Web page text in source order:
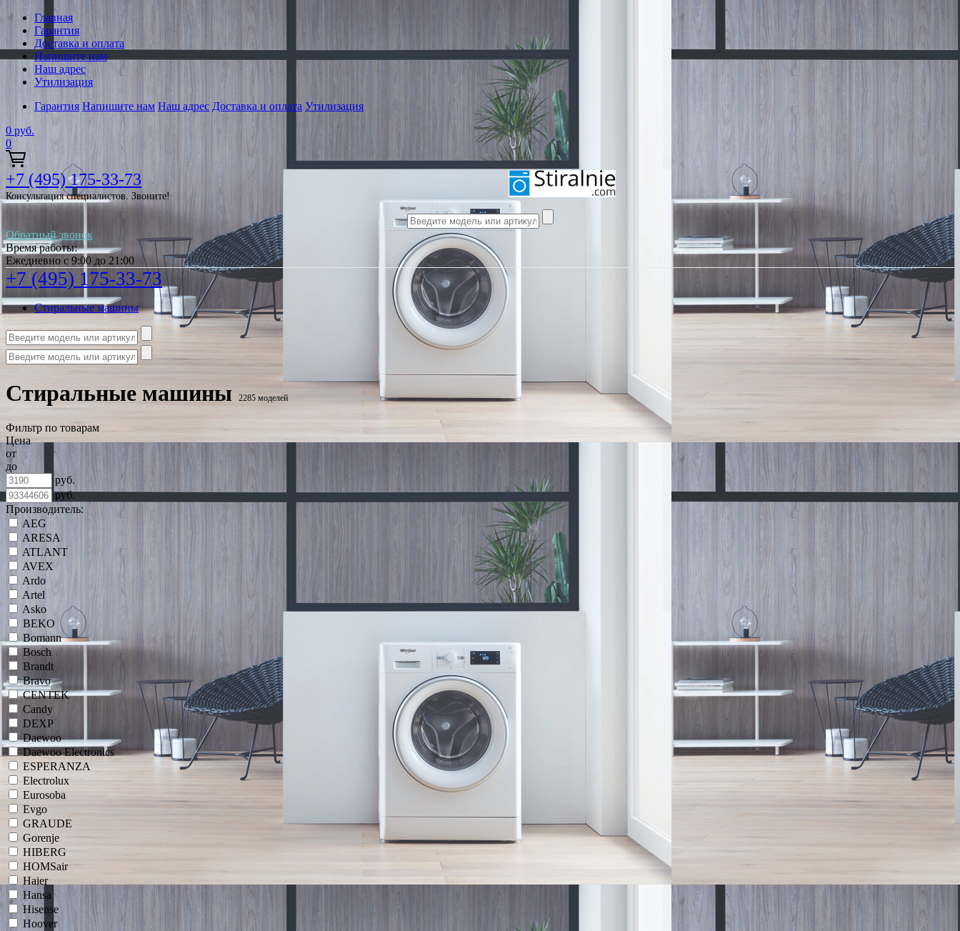
Главная
Гарантия
Доставка и оплата
Напишите нам
Наш адрес
Утилизация
Гарантия Напишите нам Наш адрес Доставка и оплата Утилизация
0 руб.
0
+7 (495) 175-33-73
Консультация специалистов. Звоните!
Обратный звонок
Время работы:
Ежедневно с 9:00 до 21:00
+7 (495) 175-33-73
Стиральные машины
Стиральные машины 2285 моделей
Фильтр по товарам
Цена
от
до
руб.
руб.
Производитель:
AEG
ARESA
ATLANT
AVEX
Ardo
Artel
Asko
BEKO
Bomann
Bosch
Brandt
Bravo
CENTEK
Candy
DEXP
Daewoo
Daewoo Electronics
ESPERANZA
Electrolux
Eurosoba
Evgo
GRAUDE
Gorenje
HIBERG
HOMSair
Haier
Hansa
Hisense
Hoover